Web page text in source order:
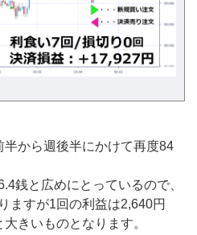
から週後半にかけて再度84
銭と広めにとっているので、
ますが1回の利益は2,640円
きいものとなります。